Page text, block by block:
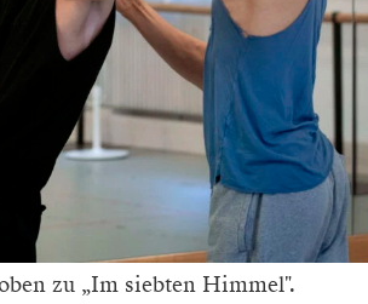
zu „Im siebten Himmel".